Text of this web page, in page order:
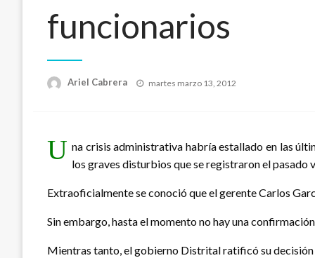
funcionarios
Ariel Cabrera
Publicado
martes marzo 13, 2012
U na crisis administrativa habría estallado en las
los graves disturbios que se registraron el pasado
Extraoficialmente se conoció que el gerente Carlos
Sin embargo, hasta el momento no hay una
Mientras tanto, el gobierno Distrital ratificó su decisión